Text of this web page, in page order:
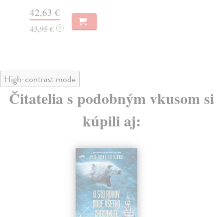
42,63 €
43,95 € ?
High-contrast mode
Čitatelia s podobným vkusom si
kúpili aj: